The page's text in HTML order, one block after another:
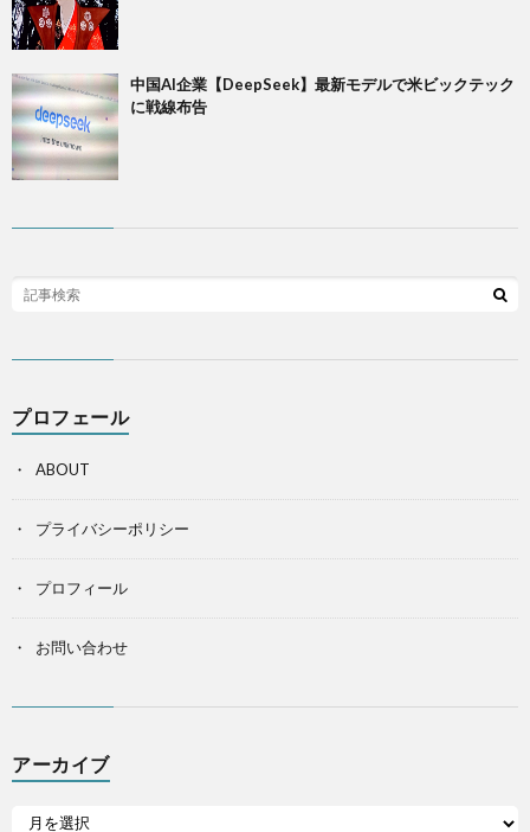
中国AI企業【DeepSeek】最新モデルで米ビックテック
に戦線布告
プロフェール
ABOUT
プライバシーポリシー
プロフィール
お問い合わせ
アーカイブ